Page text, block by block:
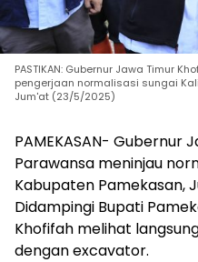
PASTIKAN: Gubernur Jawa Timur
pengerjaan normalisasi sungai
Jum'at (23/5/2025)
PAMEKASAN- Gubernur
Parawansa meninjau
Kabupaten Pamekasan,
Didampingi Bupati
Khofifah melihat
dengan excavator.